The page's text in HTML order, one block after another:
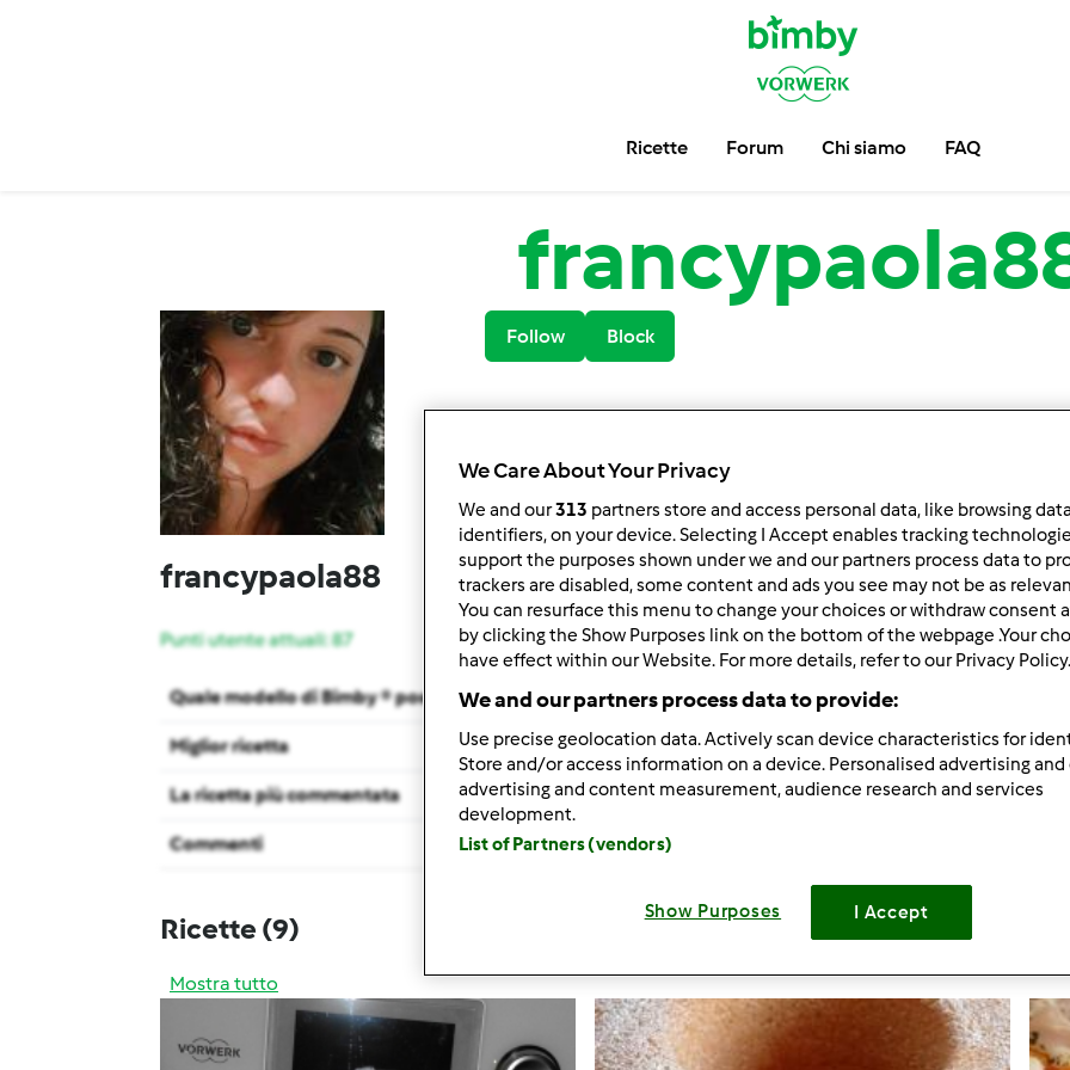
Ricette Forum Chi siamo FAQ
Follow Block
francypaola88
Punti utente attuali: 87
Quale modello di Bimby ® possiedi ?
Miglior ricetta maionese
La ricetta più commentata maionese
Commenti
Ricette (9)
Mostra tutto
We Care About Your Privacy
We and our313 partners store and access personal data, like browsing
identifiers, on your device. Selecting I Accept enables tracking
support the purposes shown under we and our partners process data to
trackers are disabled, some content and ads you see may not be as
You can resurface this menu to change your choices or withdraw consent
by clicking the Show Purposes link on the bottom of the webpage .Your
have effect within our Website. For more details, refer to our Privacy Policy.
We and our partners process data to provide:
Use precise geolocation data. Actively scan device characteristics for
Store and/or access information on a device. Personalised advertising
advertising and content measurement, audience research and services
development.
List of Partners (vendors)
Show Purposes I Accept